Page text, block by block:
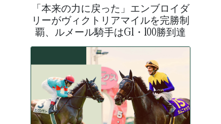
「本来の力に戻った」エンブロイダ
リーがヴィクトリアマイルを完勝制
覇、ルメール騎手はG1・100勝到達